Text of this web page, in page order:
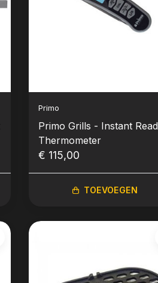
Primo
Primo Grills - Instant Read
Thermometer
€ 115,00
TOEVOEGEN